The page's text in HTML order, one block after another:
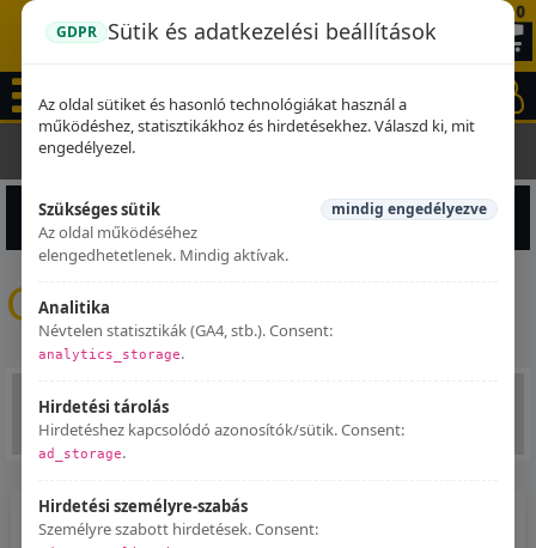
GDPR Sütik és adatkezelési beállítások
Az oldal sütiket és hasonló technológiákat használ a
működéshez, statisztikákhoz és hirdetésekhez. Válaszd ki, mit
engedélyezel.
Szükséges sütik
Az oldal működéséhez
elengedhetetlenek. Mindig aktívak.
mindig engedélyezve
Analitika
Névtelen statisztikák (GA4, stb.). Consent:
analytics_storage.
Hirdetési tárolás
Hirdetéshez kapcsolódó azonosítók/sütik. Consent:
ad_storage.
Hirdetési személyre-szabás
Személyre szabott hirdetések. Consent:
0
Kezdőlap GPR kipufogók
Termékek szűrése
GPR kipufogók
1 2 3 4